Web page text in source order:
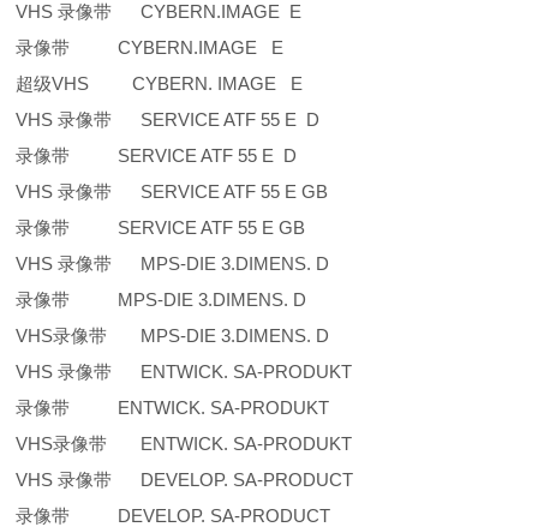
VHS 录像带 CYBERN.IMAGE E
录像带 CYBERN.IMAGE E
超级VHS CYBERN. IMAGE E
VHS 录像带 SERVICE ATF 55 E D
录像带 SERVICE ATF 55 E D
VHS 录像带 SERVICE ATF 55 E GB
录像带 SERVICE ATF 55 E GB
VHS 录像带 MPS-DIE 3.DIMENS. D
录像带 MPS-DIE 3.DIMENS. D
VHS录像带 MPS-DIE 3.DIMENS. D
VHS 录像带 ENTWICK. SA-PRODUKT
录像带 ENTWICK. SA-PRODUKT
VHS录像带 ENTWICK. SA-PRODUKT
VHS 录像带 DEVELOP. SA-PRODUCT
录像带 DEVELOP. SA-PRODUCT